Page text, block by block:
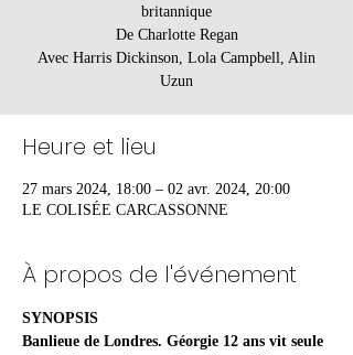
britannique
De Charlotte Regan
Avec Harris Dickinson, Lola Campbell, Alin
Uzun
Heure et lieu
27 mars 2024, 18:00 – 02 avr. 2024, 20:00
LE COLISÉE CARCASSONNE
À propos de l'événement
SYNOPSIS
Banlieue de Londres. Géorgie 12 ans vit seule